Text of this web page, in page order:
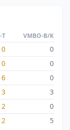
T VMBO-B/K
0
0
0
0
6
0
3
3
2
0
2 5